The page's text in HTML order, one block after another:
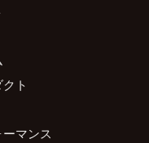
ト
マンス